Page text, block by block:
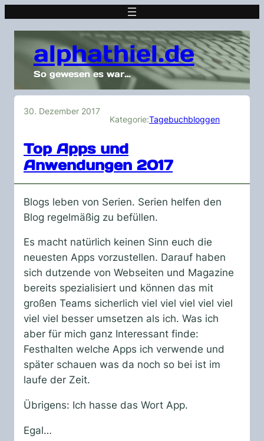
alphathiel.de
So gewesen es war…
30. Dezember 2017
Kategorie:Tagebuchbloggen
Top Apps und
Anwendungen 2017
Blogs leben von Serien. Serien helfen den
Blog regelmäßig zu befüllen.
Es macht natürlich keinen Sinn euch die
neuesten Apps vorzustellen. Darauf haben
sich dutzende von Webseiten und Magazine
bereits spezialisiert und können das mit
großen Teams sicherlich viel viel viel viel viel
viel viel besser umsetzen als ich. Was ich
aber für mich ganz Interessant finde:
Festhalten welche Apps ich verwende und
später schauen was da noch so bei ist im
laufe der Zeit.
Übrigens: Ich hasse das Wort App.
Egal…